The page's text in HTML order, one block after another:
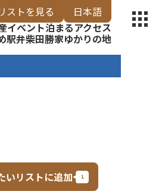
】
ストを見る
日本語
English
イベント泊まるアクセス
駅弁柴田勝家ゆかりの地
いリストに追加